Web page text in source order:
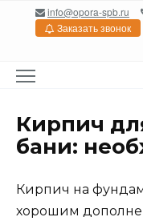
Перейтиinfo@opora-spb.ru
Заказать звонок
Кирпич
бани:
Кирпич на
хорошим